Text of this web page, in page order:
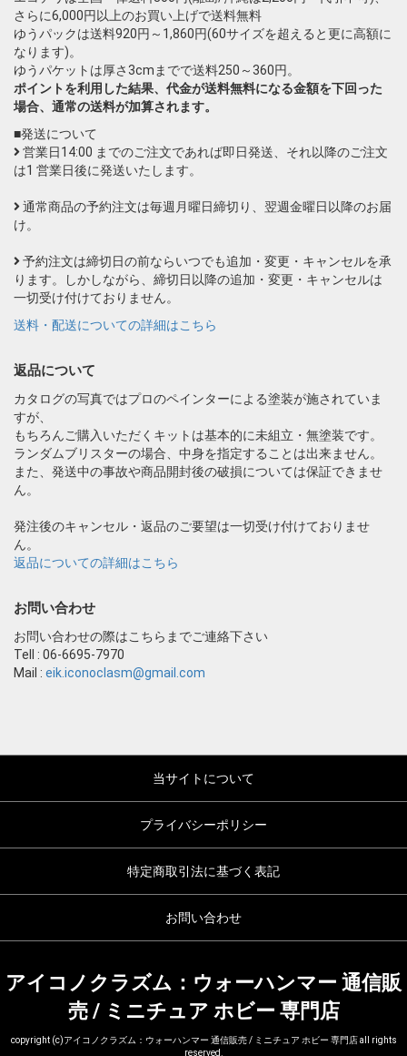
さらに6,000円以上のお買い上げで送料無料
ゆうパックは送料920円～1,860円(60サイズを超えると更に高額に
なります)。
ゆうパケットは厚さ3cmまでで送料250～360円。
ポイントを利用した結果、代金が送料無料になる金額を下回った
場合、通常の送料が加算されます。
■発送について
営業日14:00 までのご注文であれば即日発送、それ以降のご注文
は1 営業日後に発送いたします。
通常商品の予約注文は毎週月曜日締切り、翌週金曜日以降のお届
け。
予約注文は締切日の前ならいつでも追加・変更・キャンセルを承
ります。しかしながら、締切日以降の追加・変更・キャンセルは
一切受け付けておりません。
送料・配送についての詳細はこちら
返品について
カタログの写真ではプロのペインターによる塗装が施されていま
すが、
もちろんご購入いただくキットは基本的に未組立・無塗装です。
ランダムブリスターの場合、中身を指定することは出来ません。
また、発送中の事故や商品開封後の破損については保証できませ
ん。
発注後のキャンセル・返品のご要望は一切受け付けておりませ
ん。
返品についての詳細はこちら
お問い合わせ
お問い合わせの際はこちらまでご連絡下さい
Tell : 06-6695-7970
Mail : eik.iconoclasm@gmail.com
当サイトについて
プライバシーポリシー
特定商取引法に基づく表記
お問い合わせ
アイコノクラズム：ウォーハンマー 通信販
売 / ミニチュア ホビー 専門店
copyright (c)アイコノクラズム：ウォーハンマー 通信販売 / ミニチュア ホビー 専門店 all rights
reserved.